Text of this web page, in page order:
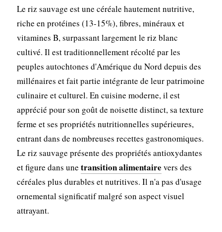
Le riz sauvage est une céréale hautement nutritive,
riche en protéines (13-15%), fibres, minéraux et
vitamines B, surpassant largement le riz blanc
cultivé. Il est traditionnellement récolté par les
peuples autochtones d'Amérique du Nord depuis des
millénaires et fait partie intégrante de leur patrimoine
culinaire et culturel. En cuisine moderne, il est
apprécié pour son goût de noisette distinct, sa texture
ferme et ses propriétés nutritionnelles supérieures,
entrant dans de nombreuses recettes gastronomiques.
Le riz sauvage présente des propriétés antioxydantes
et figure dans une transition alimentaire vers des
céréales plus durables et nutritives. Il n'a pas d'usage
ornemental significatif malgré son aspect visuel
attrayant.